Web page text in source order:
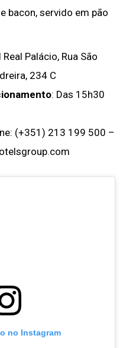
bacon, servido em pão
Real Palácio, Rua São
234 C
: Das 15h30
(+351) 213 199 500 –
no Instagram